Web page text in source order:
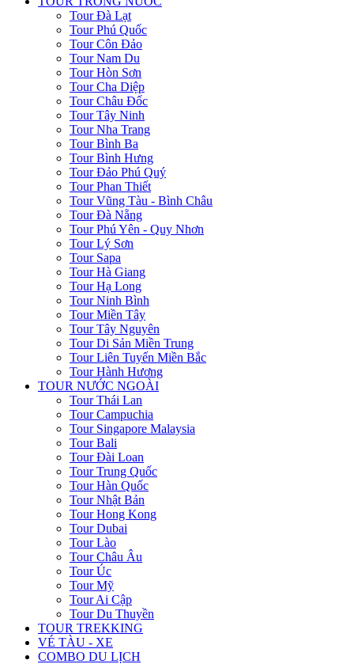
Tour Đà Lạt
Tour Phú Quốc
Tour Côn Đảo
Tour Nam Du
Tour Hòn Sơn
Tour Cha Diệp
Tour Châu Đốc
Tour Tây Ninh
Tour Nha Trang
Tour Bình Ba
Tour Bình Hưng
Tour Đảo Phú Quý
Tour Phan Thiết
Tour Vũng Tàu - Bình Châu
Tour Đà Nẵng
Tour Phú Yên - Quy Nhơn
Tour Lý Sơn
Tour Sapa
Tour Hà Giang
Tour Hạ Long
Tour Ninh Bình
Tour Miền Tây
Tour Tây Nguyên
Tour Di Sản Miền Trung
Tour Liên Tuyến Miền Bắc
Tour Hành Hương
TOUR NƯỚC NGOÀI
Tour Thái Lan
Tour Campuchia
Tour Singapore Malaysia
Tour Bali
Tour Đài Loan
Tour Trung Quốc
Tour Hàn Quốc
Tour Nhật Bản
Tour Hong Kong
Tour Dubai
Tour Lào
Tour Châu Âu
Tour Úc
Tour Mỹ
Tour Ai Cập
Tour Du Thuyền
TOUR TREKKING
VÉ TÀU - XE
COMBO DU LỊCH